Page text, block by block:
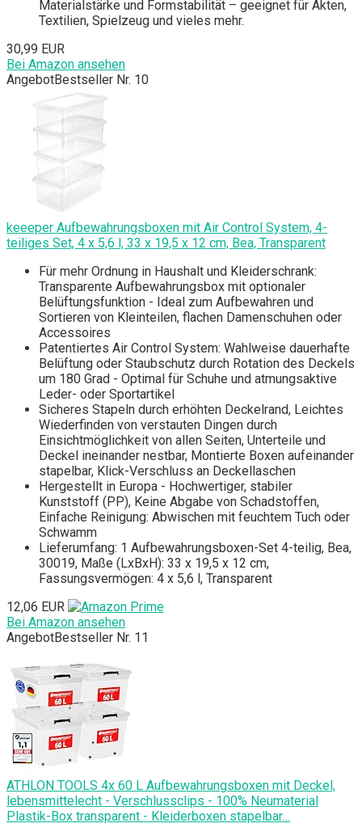
Materialstärke und Formstabilität – geeignet für Akten,
Textilien, Spielzeug und vieles mehr.
30,99 EUR
Bei Amazon ansehen
AngebotBestseller Nr. 10
keeeper Aufbewahrungsboxen mit Air Control System, 4-
teiliges Set, 4 x 5,6 l, 33 x 19,5 x 12 cm, Bea, Transparent
Für mehr Ordnung in Haushalt und Kleiderschrank:
Transparente Aufbewahrungsbox mit optionaler
Belüftungsfunktion - Ideal zum Aufbewahren und
Sortieren von Kleinteilen, flachen Damenschuhen oder
Accessoires
Patentiertes Air Control System: Wahlweise dauerhafte
Belüftung oder Staubschutz durch Rotation des Deckels
um 180 Grad - Optimal für Schuhe und atmungsaktive
Leder- oder Sportartikel
Sicheres Stapeln durch erhöhten Deckelrand, Leichtes
Wiederfinden von verstauten Dingen durch
Einsichtmöglichkeit von allen Seiten, Unterteile und
Deckel ineinander nestbar, Montierte Boxen aufeinander
stapelbar, Klick-Verschluss an Deckellaschen
Hergestellt in Europa - Hochwertiger, stabiler
Kunststoff (PP), Keine Abgabe von Schadstoffen,
Einfache Reinigung: Abwischen mit feuchtem Tuch oder
Schwamm
Lieferumfang: 1 Aufbewahrungsboxen-Set 4-teilig, Bea,
30019, Maße (LxBxH): 33 x 19,5 x 12 cm,
Fassungsvermögen: 4 x 5,6 l, Transparent
12,06 EUR
Bei Amazon ansehen
AngebotBestseller Nr. 11
ATHLON TOOLS 4x 60 L Aufbewahrungsboxen mit Deckel,
lebensmittelecht - Verschlussclips - 100% Neumaterial
Plastik-Box transparent - Kleiderboxen stapelbar…